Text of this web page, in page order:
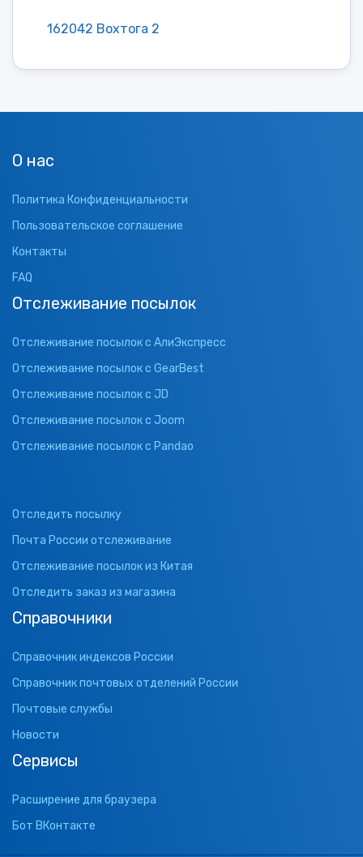
162042 Вохтога 2
О нас
Политика Конфиденциальности
Пользовательское соглашение
Контакты
FAQ
Отслеживание посылок
Отслеживание посылок с АлиЭкспресс
Отслеживание посылок с GearBest
Отслеживание посылок с JD
Отслеживание посылок с Joom
Отслеживание посылок с Pandao
Отследить посылку
Почта России отслеживание
Отслеживание посылок из Китая
Отследить заказ из магазина
Справочники
Справочник индексов России
Справочник почтовых отделений России
Почтовые службы
Новости
Сервисы
Расширение для браузера
Бот ВКонтакте